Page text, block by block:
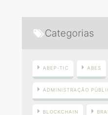
Categorias
ABEP-TIC ABES
ADMINISTRAÇÃO
BLOCKCHAIN